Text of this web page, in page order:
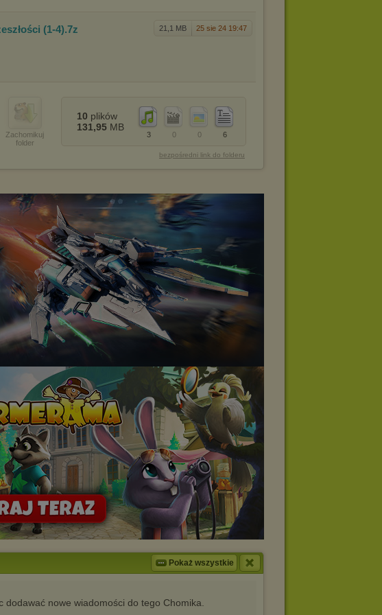
21,1 MB 25 sie 24 19:47
(1-4).7z
Zachomikuj
folder
6
0
0
3
10 plików
131,95 MB
bezpośredni link do folderu
Pokaż wszystkie
dodawać nowe wiadomości do tego Chomika.